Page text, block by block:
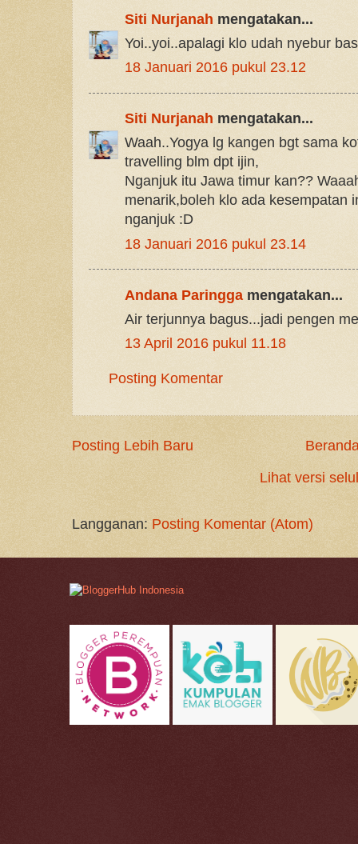
Siti Nurjanah mengatakan...
Yoi..yoi..apalagi klo udah nyebur
18 Januari 2016 pukul 23.12
Siti Nurjanah mengatakan...
Waah..Yogya lg kangen bgt sama
travelling blm dpt ijin,
Nganjuk itu Jawa timur kan??
menarik,boleh klo ada kesempatan
nganjuk :D
18 Januari 2016 pukul 23.14
Andana Paringgamengatakan...
Air terjunnya bagus...jadi pengen
13 April 2016 pukul 11.18
Posting Komentar
Posting Lebih Baru
Lihat versi
Langganan: Posting Komentar (Atom)